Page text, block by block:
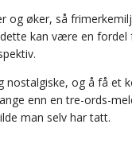
og øker, så
kan være en
og å få et
enn en tre-ords-
man selv har tatt.